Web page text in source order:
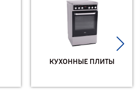
КУХОННЫЕ ПЛИТЫ